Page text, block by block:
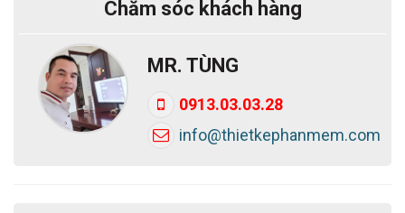
Chăm sóc khách hàng
MR. TÙNG
0913.03.03.28
info@thietkephanmem.com